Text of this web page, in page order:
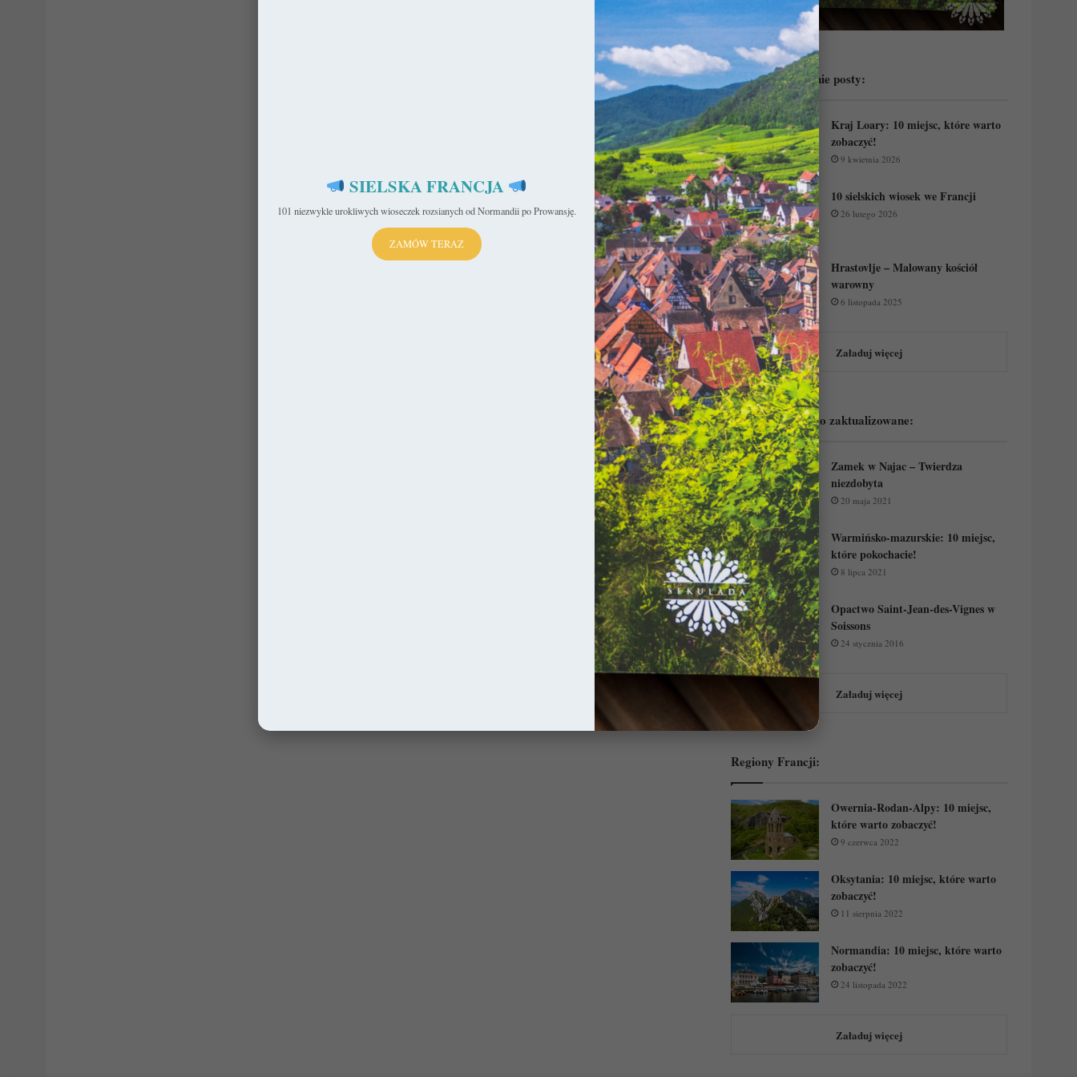
Przeczytaj ostatnie posty:
Kraj Loary: 10 miejsc, które warto
zobaczyć!
9 kwietnia 2026
10 sielskich wiosek we Francji
26 lutego 2026
Hrastovlje – Malowany kościół
warowny
6 listopada 2025
Załaduj więcej
Podejrzyj ostatnio zaktualizowane:
Zamek w Najac – Twierdza
niezdobyta
20 maja 2021
Warmińsko-mazurskie: 10 miejsc,
które pokochacie!
8 lipca 2021
Opactwo Saint-Jean-des-Vignes w
Soissons
24 stycznia 2016
Załaduj więcej
Regiony Francji:
Owernia-Rodan-Alpy: 10 miejsc,
które warto zobaczyć!
9 czerwca 2022
Oksytania: 10 miejsc, które warto
zobaczyć!
11 sierpnia 2022
Normandia: 10 miejsc, które warto
zobaczyć!
24 listopada 2022
Załaduj więcej
SIELSKA FRANCJA
101 niezwykle urokliwych wioseczek rozsianych od Normandii po Prowansję.
ZAMÓW TERAZ